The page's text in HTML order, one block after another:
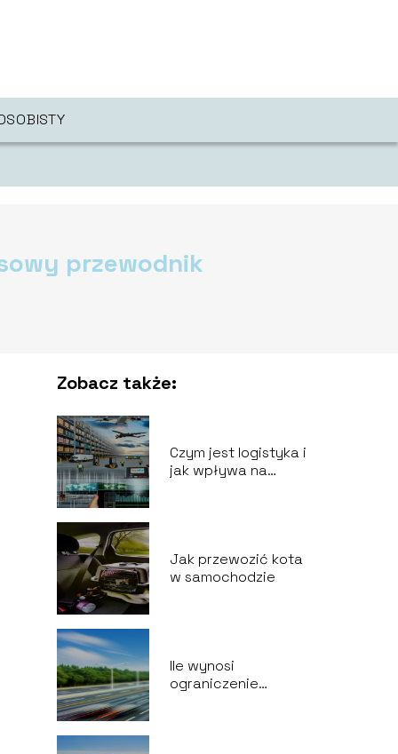
przewodnik
Zobacz także:
Czym jest logistyka i
jak wpływa na
Jak przewozić kota
w samochodzie
Ile wynosi
ograniczenie